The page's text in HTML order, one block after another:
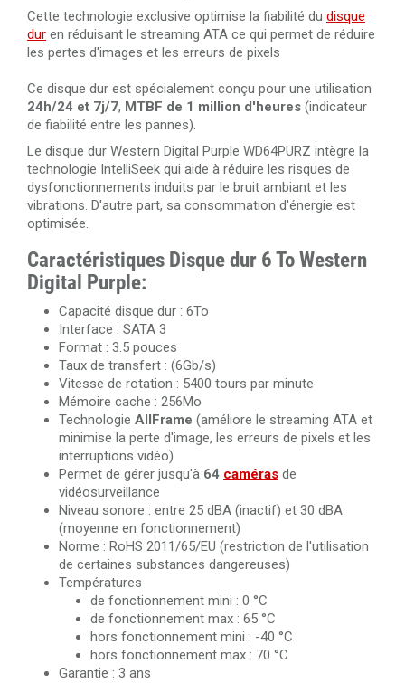
Cette technologie exclusive optimise la fiabilité du disque
dur en réduisant le streaming ATA ce qui permet de réduire
les pertes d'images et les erreurs de pixels
Ce disque dur est spécialement conçu pour une utilisation
24h/24 et 7j/7, MTBF de 1 million d'heures (indicateur
de fiabilité entre les pannes).
Le disque dur Western Digital Purple WD64PURZ intègre la
technologie IntelliSeek qui aide à réduire les risques de
dysfonctionnements induits par le bruit ambiant et les
vibrations. D'autre part, sa consommation d'énergie est
optimisée.
Caractéristiques Disque dur 6 To Western
Digital Purple:
Capacité disque dur : 6To
Interface : SATA 3
Format : 3.5 pouces
Taux de transfert : (6Gb/s)
Vitesse de rotation : 5400 tours par minute
Mémoire cache : 256Mo
Technologie AllFrame (améliore le streaming ATA et
minimise la perte d'image, les erreurs de pixels et les
interruptions vidéo)
Permet de gérer jusqu'à 64 caméras de
vidéosurveillance
Niveau sonore : entre 25 dBA (inactif) et 30 dBA
(moyenne en fonctionnement)
Norme : RoHS 2011/65/EU (restriction de l'utilisation
de certaines substances dangereuses)
Températures
de fonctionnement mini : 0 °C
de fonctionnement max : 65 °C
hors fonctionnement mini : -40 °C
hors fonctionnement max : 70 °C
Garantie : 3 ans